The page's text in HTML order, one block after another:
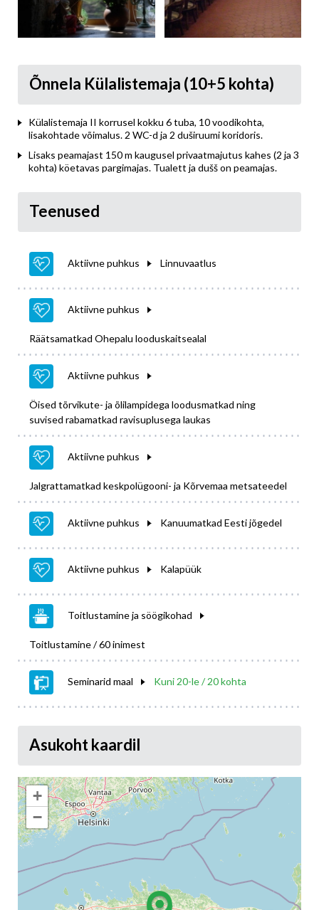
Õnnela Külalistemaja (10+5 kohta)
Külalistemaja II korrusel kokku 6 tuba, 10 voodikohta,
lisakohtade võimalus. 2 WC-d ja 2 duširuumi koridoris.
Lisaks peamajast 150 m kaugusel privaatmajutus kahes (2 ja 3
kohta) köetavas pargimajas. Tualett ja dušš on peamajas.
Teenused
Aktiivne puhkus Linnuvaatlus
Aktiivne puhkus
Räätsamatkad Ohepalu looduskaitsealal
Aktiivne puhkus
Öised tõrvikute- ja õlilampidega loodusmatkad ning
suvised rabamatkad ravisuplusega laukas
Aktiivne puhkus
Jalgrattamatkad keskpolügooni- ja Kõrvemaa metsateedel
Aktiivne puhkus Kanuumatkad Eesti jõgedel
Aktiivne puhkus Kalapüük
Toitlustamine ja söögikohad
Toitlustamine / 60 inimest
Seminarid maal Kuni 20-le / 20 kohta
Asukoht kaardil
+
−